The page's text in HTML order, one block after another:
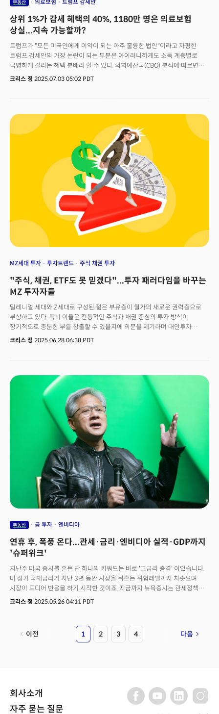
부동산 의료보험 트럼프 감세안
상위 1%가 감세 혜택의 40%, 1180만 명은 의료보험
상실...지속 가능할까?
트럼프가 "모든 미국인에게 이익이 되는 아주 훌륭한 법안"이라고 자평한
트럼프 감세안의 가장 논란이 되는 부분은 아이러니하게도 소득 계층별로
극명하게 갈리는 혜택 분배라 할 수 있다. 의회예산국(CBO) 분석에 따르면
최고 소득 10% 가구는 감세로 인해 연간 1만 2000달러의 재정 자원 증가를
사이의 중산층 가구의 경우 15% 세율 인하 혜택으로 평균 연간 2900백
달러의 세금을 절약할 수 있다. 자녀가 있는 가정은 아동세액공제 증가로 추가
혜택을 받아 전형적인 2자녀 가정이 연간 최대 1만 900달러의 세후소득
증가를 기대할 수 있다고 백악관은 주장한다.65세 이상 고령자들은 특별한
혜택을 받는다. 표준공제에 4000~6000달러가 추가되며, 새로운 세금 공제와
결합될 경우 평균적인 사회보장 수급자가 사회보장연금에 대해 세금을 전혀
내지 않게 될 수 있다고 백악관은 설명했다.그러나 가장 큰 혜택은 상위 소득
계층에 집중된다. 세금정책센터 분석에 따르면 상위 1% 소득자(2025년 소득
66만 달러 이상)가 전체 감세 혜택의 40% 이상을 차지하며, 이들의 평균 세금
감면액은 6만 8000달러를 넘는다. 반면 하위 20% 계층이 받는 혜택은
전체의 단 1%에 불과하다.특히 영구적인 상속세 면제 확대는 부유층에게
압도적으로 유리하다. 2026년 1500만 달러로 설정된 상속세 면제액이
영구화되면서 최상위 자산가들의 세대 간 부의 이전인 상속세에 큰 혜택을
제공할 전망이다.
크리스 정 2025.07.03 05:02 PDT
MZ세대 투자 투자트렌드 주식 채권 투자
"주식, 채권, ETF도 못 믿겠다"...투자 패러다임을 바꾸는
MZ 투자자들
밀레니얼 세대와 Z세대로 구성된 젊은 부유층이 월가의 새로운 권력층으로
부상하고 있다. 특히 이들은 전통적인 주식과 채권 중심의 투자 방식이
장기적으로 충분한 부를 창출할 수 있을지에 의문을 제기하며 대안투자
시장으로 자금을 움직이고 있어 시장의 주목을 받고있다. MZ 투자 세대의
바탕으로 상장 전 유니콘 기업, 부동산, 암호화폐, 수집품 등 다양한 대안자산에
투자하고 있다는 분석이다. 실제 젊은 부유층이 시장의 새로운 세력으로
떠오르면서 월가의 대응도 적극적으로 이루어지고 있다. 실제 포지 글로벌
홀딩스와 같은 기업들은 최소 투자 기준을 낮춰 사모시장에 대한 접근을
이전의 폐쇄적이고 제한적인 수준에서 더욱 대중적이고 달성 가능한 수준으로
포지셔닝하고 있다. 월가의 추세에 맞춘 새로운 변화에 MZ세대들의 반응은
폭발적이다. 뱅크오브아메리카에서는 대안자산을 보유한 개인 고객 수가
2020년 이후 두 배 이상 증가했으며, 매년 약 50개의 새로운 펀드가 플랫폼에
추가되고 있다.젊은 투자자들이 시장의 전면에 나서면서 기존의 전통적인
투자 방식에서 벗어나려는 추세도 강화되고 있다. 뱅크오브아메리카가 실시한
격년 조사에 따르면, 43세 미만 부유층 투자자의 거의 4분의 3이 전통적인
주식-채권 포트폴리오로는 평균 이상의 수익을 창출할 수 없다고 믿고 있는
것으로 밝히며 응답자의 93%가 향후 몇 년간 대안투자 배분을 늘릴
계획이라고 답했다.
크리스 정 2025.06.28 06:38 PDT
부동산 금 투자 엔비디아
연휴 후, 폭풍 온다...관세·금리·엔비디아 실적·GDP까지
'슈퍼위크'
지난주 미국 증시를 흔든 단 하나의 키워드는 바로 '고금리 충격' 이었습니다.
미 장기 국채금리가 지난 3년 동안 시장을 뒤흔든 위험레벨까지 치솟으며
시장이 드디어 반응을 하기 시작한 것이죠. 지금까지 뉴욕증시는 관세정책에
대한 우려가 완화되고 연준의 금리인하 기조가 이어질 것이란 희망에 강력한
불확실성을 시사하고 연준의 금리인하 기조가 이어지기 힘들 것임을 암시하고
있기 때문입니다. 결국 시장은 주식과 채권, 달러까지 고금리가 유동성을 죄기
주목해야 할 핵심 이슈를 아래와 같이 제시합니다.
크리스 정 2025.05.26 04:11 PDT
이전 1 2 3 4 다음
회사소개
자주 묻는 질문